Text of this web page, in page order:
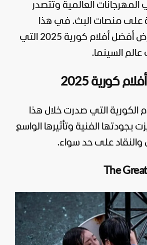
العالمية وتتصدر
على منصات البث. في هذا
أفضل أفلام كورية
2025 التي
السينما.
كورية 2025
الكورية التي صدرت خلال هذا
بجودتها الفنية وتأثيرها الواسع
على حد سواء.